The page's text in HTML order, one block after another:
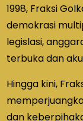
1998, Fraksi
demokrasi
legislasi,
terbuka dan
Hingga kini,
dan